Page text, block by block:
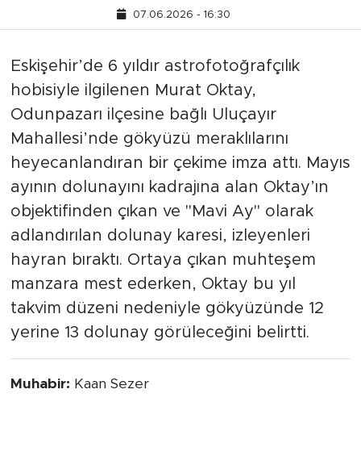
07.06.2026 - 16:30
Eskişehir’de 6 yıldır astrofotoğrafçılık
hobisiyle ilgilenen Murat Oktay,
Odunpazarı ilçesine bağlı Uluçayır
Mahallesi’nde gökyüzü meraklılarını
heyecanlandıran bir çekime imza attı. Mayıs
ayının dolunayını kadrajına alan Oktay’ın
objektifinden çıkan ve "Mavi Ay" olarak
adlandırılan dolunay karesi, izleyenleri
hayran bıraktı. Ortaya çıkan muhteşem
manzara mest ederken, Oktay bu yıl
takvim düzeni nedeniyle gökyüzünde 12
yerine 13 dolunay görüleceğini belirtti.
Muhabir: Kaan Sezer